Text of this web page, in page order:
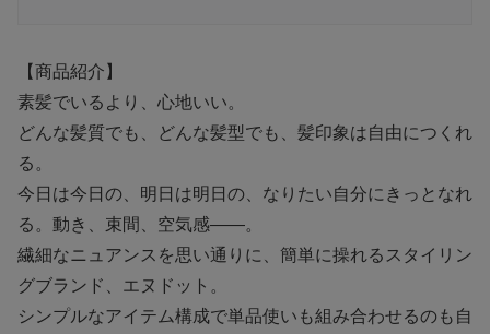
【商品紹介】
素髪でいるより、心地いい。
どんな髪質でも、どんな髪型でも、髪印象は自由につくれ
る。
今日は今日の、明日は明日の、なりたい自分にきっとなれ
る。動き、束間、空気感――。
繊細なニュアンスを思い通りに、簡単に操れるスタイリン
グブランド、エヌドット。
シンプルなアイテム構成で単品使いも組み合わせるのも自